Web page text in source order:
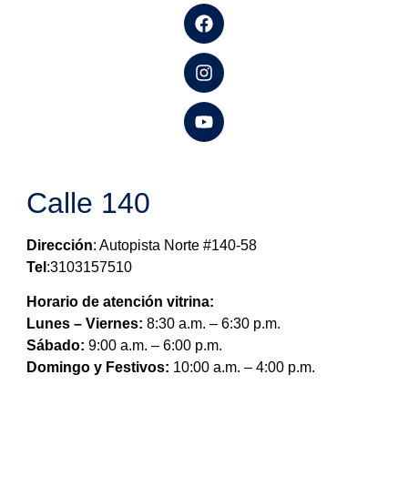
Calle 140
Dirección: Autopista Norte #140-58
Tel :3103157510
Horario de atención vitrina:
Lunes – Viernes: 8:30 a.m. – 6:30 p.m.
Sábado: 9:00 a.m. – 6:00 p.m.
Domingo y Festivos: 10:00 a.m. – 4:00 p.m.